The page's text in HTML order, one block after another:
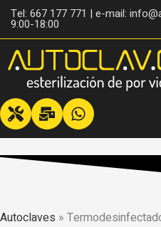
Tel: 667 177 771 | e-mail:
9:00-18:00
Autoclaves »